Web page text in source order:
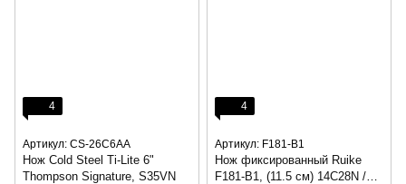
4
Артикул: CS-26C6AA
Нож Cold Steel Ti-Lite 6"
Thompson Signature, S35VN
4
Артикул: F181-B1
Нож фиксированный Ruike
F181-B1, (11.5 см) 14C28N /